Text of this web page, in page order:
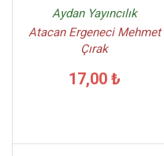
Aydan Yayıncılık
Atacan Ergeneci Mehmet
Çırak
17,00 ₺